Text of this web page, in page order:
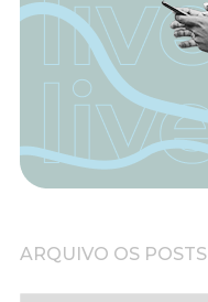
ARQUIVO OS POSTS